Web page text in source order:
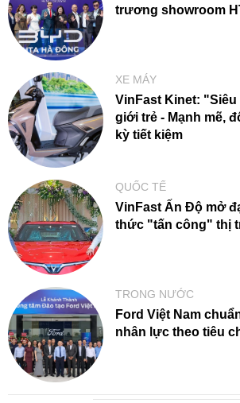
trương showroom
XE MÁY
VinFast Kinet:
giới trẻ - Mạnh mẽ,
kỳ tiết kiệm
QUỐC TẾ
VinFast Ấn Độ mở
thức "tấn công" thị
TRONG NƯỚC
Ford Việt Nam
nhân lực theo tiêu